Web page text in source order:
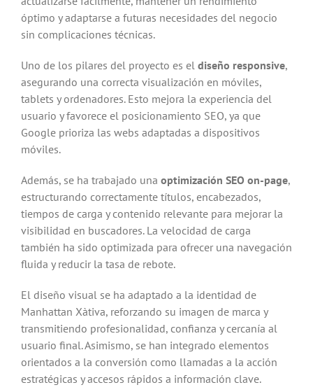
óptimo y adaptarse a futuras necesidades del negocio
sin complicaciones técnicas.
Uno de los pilares del proyecto es el diseño responsive,
asegurando una correcta visualización en móviles,
tablets y ordenadores. Esto mejora la experiencia del
usuario y favorece el posicionamiento SEO, ya que
Google prioriza las webs adaptadas a dispositivos
móviles.
Además, se ha trabajado una optimización SEO on-page,
estructurando correctamente títulos, encabezados,
tiempos de carga y contenido relevante para mejorar la
visibilidad en buscadores. La velocidad de carga
también ha sido optimizada para ofrecer una navegación
fluida y reducir la tasa de rebote.
El diseño visual se ha adaptado a la identidad de
Manhattan Xàtiva, reforzando su imagen de marca y
transmitiendo profesionalidad, confianza y cercanía al
usuario final. Asimismo, se han integrado elementos
orientados a la conversión como llamadas a la acción
estratégicas y accesos rápidos a información clave.